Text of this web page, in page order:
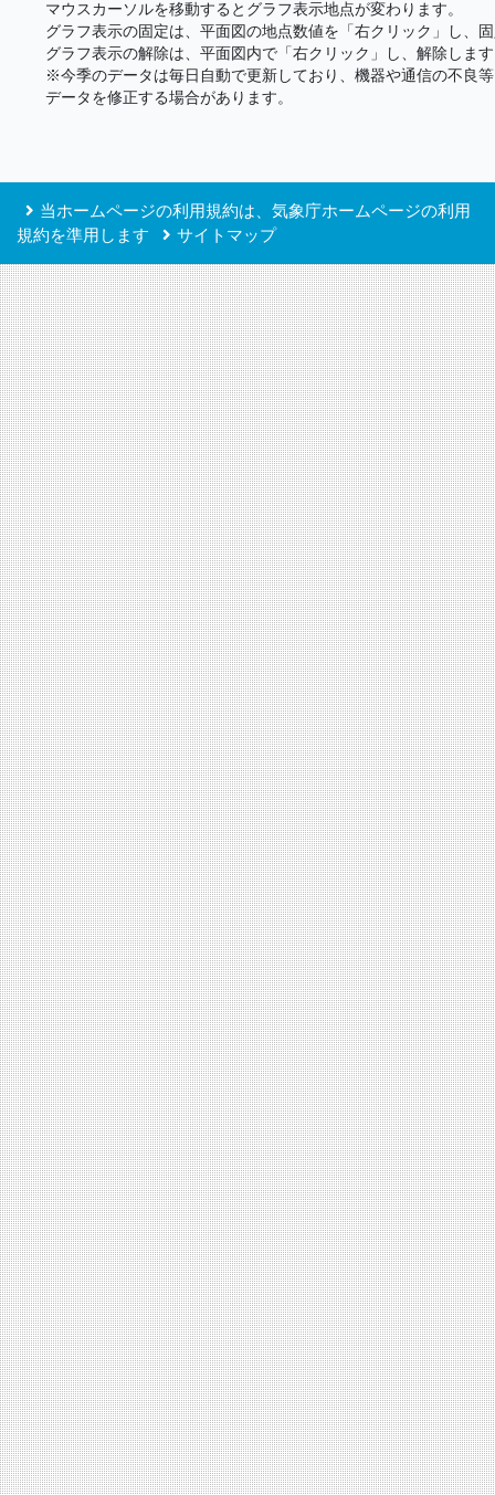
マウスカーソルを移動するとグラフ表示地点が変わります。
グラフ表示の固定は、平面図の地点数値を「右クリック」し、
グラフ表示の解除は、平面図内で「右クリック」し、解除しま
※今季のデータは毎日自動で更新しており、機器や通信の不良
データを修正する場合があります。
当ホームページの利用規約は、気象庁ホームページの利用
規約を準用します
サイトマップ